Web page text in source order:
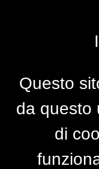
Questo
da questo
di